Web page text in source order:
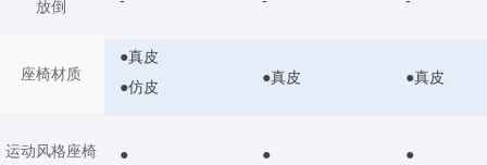
放倒
座椅材质
运动风格座椅
●真皮
●仿皮
●真皮 ●真皮
● ● ●